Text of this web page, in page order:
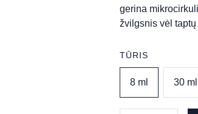
gerina
žvilgsnis vėl
TŪRIS
8 ml 30 ml